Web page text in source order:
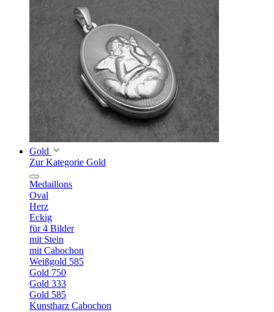
Gold
Zur Kategorie Gold
Medaillons
Oval
Herz
Eckig
für 4 Bilder
mit Stein
mit Cabochon
Weißgold 585
Gold 750
Gold 333
Gold 585
Kunstharz Cabochon